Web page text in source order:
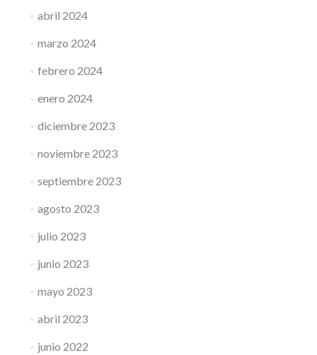
abril 2024
marzo 2024
febrero 2024
enero 2024
diciembre 2023
noviembre 2023
septiembre 2023
agosto 2023
julio 2023
junio 2023
mayo 2023
abril 2023
junio 2022